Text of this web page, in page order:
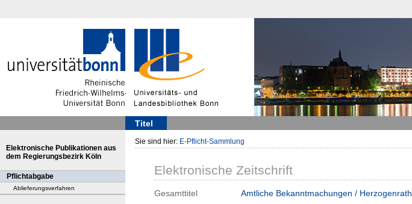
Titel
Elektronische Publikationen aus
dem Regierungsbezirk Köln
Pflichtabgabe
Ablieferungsverfahren
Sie sind hier: E-Pflicht-Sammlung
Elektronische Zeitschrift
Gesamttitel
Amtliche Bekanntmachungen / Herzogenrath